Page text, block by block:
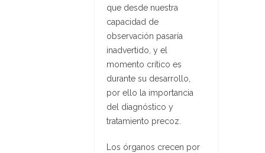
que desde nuestra
capacidad de
observación pasaría
inadvertido, y el
momento crítico es
durante su desarrollo,
por ello la importancia
del diagnóstico y
tratamiento precoz.
Los órganos crecen por